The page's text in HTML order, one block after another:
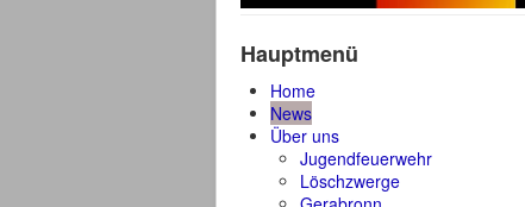
Hauptmenü
Home
News
Über uns
Jugendfeuerwehr
Löschzwerge